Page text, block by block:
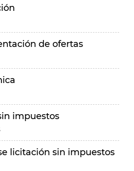
de ofertas
impuestos
licitación sin impuestos